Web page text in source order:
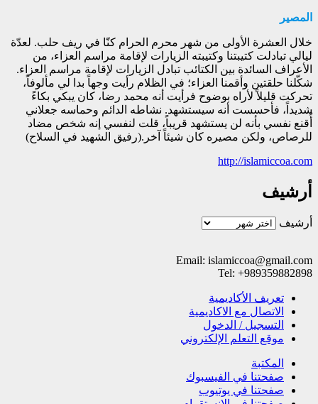
المصير
خلال العشرة الأولى من شهر محرم الحرام كنّا في ريف حلب. لعدّة
ليالي تبادلت كتيبتنا وكتيبته الزيارات لإقامة مراسم العزاء، من
الأعراف السائدة بين الكتائب تبادل الزيارات لإقامة مراسم العزاء.
شكّلنا حلقتين وأقمنا العزاء؛ في الظلام رأيت وجهاً بدا لي مألوفاً،
تحركت قليلاً لأراه بوضوح فرأيت أنه محمد رضا، كان يبكي بكاءً
شديداً، فأحسست أنه سيستشهد. نشاطه الدائم وحماسه جعلاني
أُقنع نفسي بأنه لن يستشهد قريباً، قلت لنفسي إنه شخص مضاد
للرصاص، ولكن مصيره كان شيئاً آخر.(رفيق الشهيد في السلاح)
http://islamiccoa.com
أرشيف
أرشيف
Email: islamiccoa@gmail.com
Tel: +989359882898
تعریف الأکادیمیة
الاتصال مع الاکادیمیة
التسجیل / الدخول
موقع التعلم الإلکتروني
المکتبة
صفحتنا في الفيسبوك
صفحتنا في یوتیوب